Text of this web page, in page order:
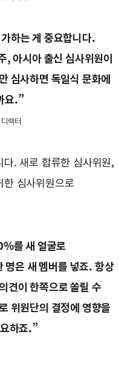
하는 게 중요합니다.
, 아시아 출신 심사위원이
심사하면 독일식 문화에
요.”
렉터
다. 새로 합류한 심사위원,
한 심사위원으로
를 새 얼굴로
명은 새 멤버를 넣죠. 항상
견이 한쪽으로 쏠릴 수
위원단의 결정에 영향을
하죠.”